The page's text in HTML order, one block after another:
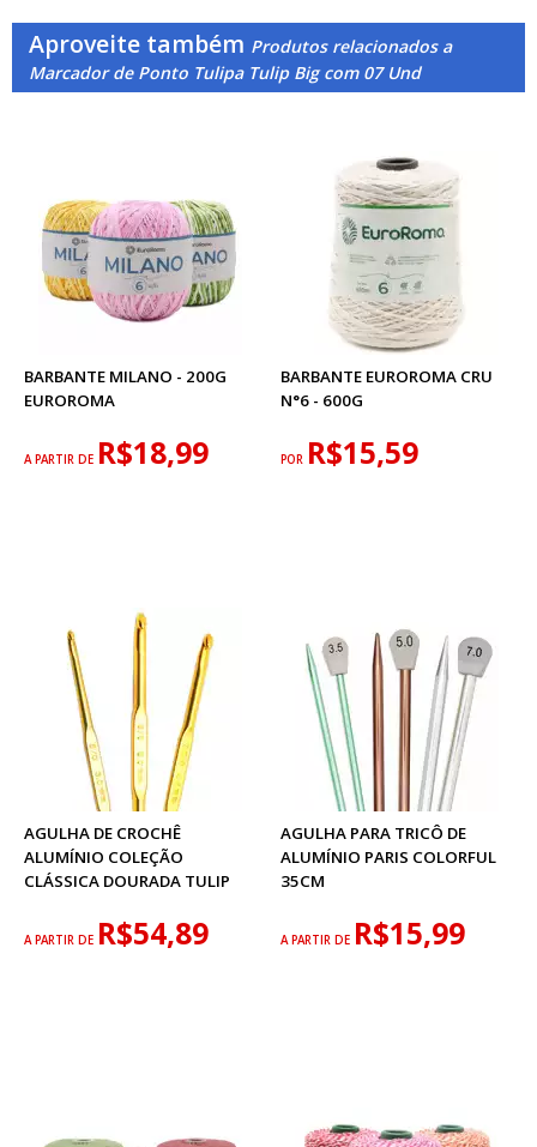
Aproveite também Produtos relacionados a
Marcador de Ponto Tulipa Tulip Big com 07 Und
BARBANTE MILANO - 200G
EUROROMA
A PARTIR DE R$18,99
BARBANTE EUROROMA CRU
N°6 - 600G
POR R$15,59
AGULHA DE CROCHÊ
ALUMÍNIO COLEÇÃO
CLÁSSICA DOURADA TULIP
A PARTIR DE R$54,89
AGULHA PARA TRICÔ DE
ALUMÍNIO PARIS COLORFUL
35CM
A PARTIR DE R$15,99